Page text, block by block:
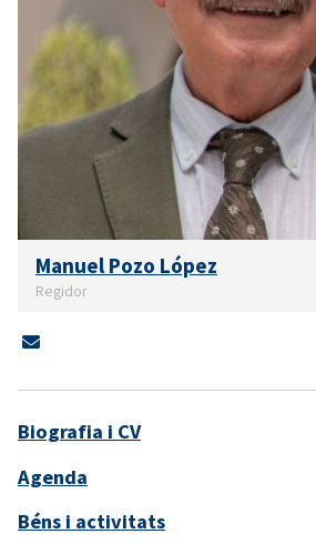
Manuel Pozo López
Regidor
Biografia i CV
Agenda
Béns i activitats